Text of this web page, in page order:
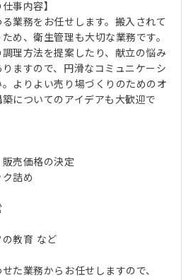
事内容】
業務をお任せします。搬入されて
め、衛生管理も大切な業務です。
理方法を提案したり、献立の悩み
ますので、円滑なコミュニケーシ
よりよい売り場づくりのためのオ
についてのアイデアも大歓迎で
販売価格の決定
詰め
の教育 など
た業務からお任せしますので、